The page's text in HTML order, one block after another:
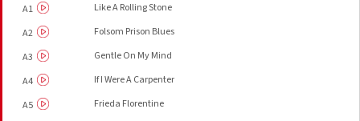
A1
Like A Rolling Stone
A2
Folsom Prison Blues
A3
Gentle On My Mind
A4
If I Were A Carpenter
A5
Frieda Florentine